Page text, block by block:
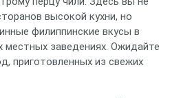
высокой кухни, но
филиппинские вкусы в
местных заведениях. Ожидайте
приготовленных из свежих